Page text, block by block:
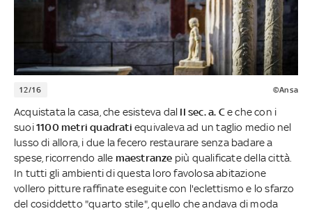
12/16 ©Ansa
Acquistata la casa, che esisteva dal II sec. a. Ce che con i
suoi1100 metri quadrati equivaleva ad un taglio medio nel
lusso di allora, i due la fecero restaurare senza badare a
spese, ricorrendo alle maestranze più qualificate della città.
In tutti gli ambienti di questa loro favolosa abitazione
vollero pitture raffinate eseguite con l'eclettismo e lo sfarzo
del cosiddetto "quarto stile", quello che andava di moda